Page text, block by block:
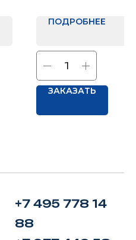
ПОДРОБНЕЕ
ЗАКАЗАТЬ
+7 495 778 14
88